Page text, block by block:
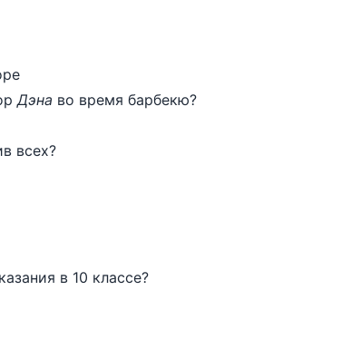
Дэна во время барбекю?
всех?
в 10 классе?